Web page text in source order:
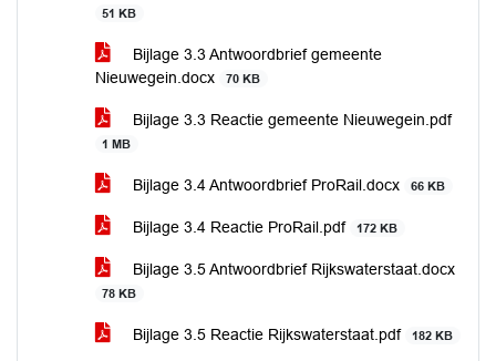
51 KB
Bijlage 3.3 Antwoordbrief gemeente
Nieuwegein.docx
70 KB
Bijlage 3.3 Reactie gemeente Nieuwegein.pdf
1 MB
Bijlage 3.4 Antwoordbrief ProRail.docx 66 KB
Bijlage 3.4 Reactie ProRail.pdf 172 KB
Bijlage 3.5 Antwoordbrief Rijkswaterstaat.docx
78 KB
Bijlage 3.5 Reactie Rijkswaterstaat.pdf 182 KB